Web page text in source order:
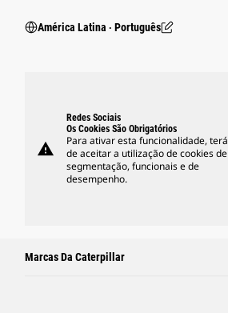
América Latina ‧ Português
warning
Redes Sociais
Os Cookies São Obrigatórios
Para ativar esta funcionalidade, terá
de aceitar a utilização de cookies de
segmentação, funcionais e de
desempenho.
Marcas Da Caterpillar